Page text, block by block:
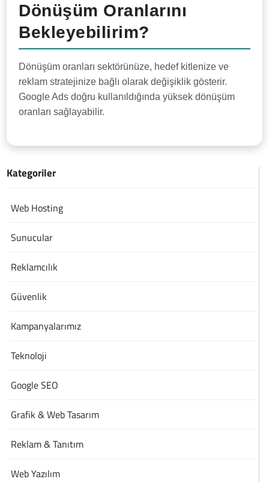
Dönüşüm Oranlarını
Bekleyebilirim?
Dönüşüm oranları sektörünüze, hedef kitlenize ve
reklam stratejinize bağlı olarak değişiklik gösterir.
Google Ads doğru kullanıldığında yüksek dönüşüm
oranları sağlayabilir.
Kategoriler
Web Hosting
Sunucular
Reklamcılık
Güvenlik
Kampanyalarımız
Teknoloji
Google SEO
Grafik & Web Tasarım
Reklam & Tanıtım
Web Yazılım